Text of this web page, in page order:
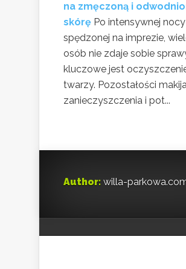
na zmęczoną i
skórę Po intensywnej nocy
spędzonej na imprezie,
osób nie zdaje sobie
kluczowe jest
twarzy. Pozostałości
zanieczyszczenia i pot...
Author: willa-